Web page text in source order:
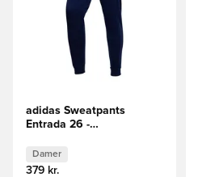
adidas Sweatpants
Entrada 26 -
Damer
379 kr.